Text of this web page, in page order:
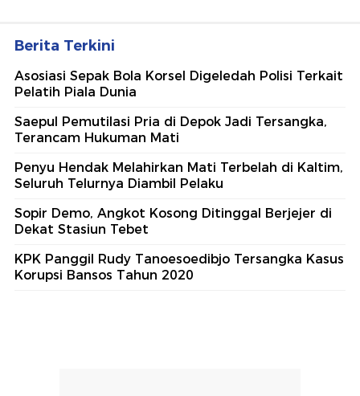
Berita Terkini
Asosiasi Sepak Bola Korsel Digeledah Polisi Terkait
Pelatih Piala Dunia
Saepul Pemutilasi Pria di Depok Jadi Tersangka,
Terancam Hukuman Mati
Penyu Hendak Melahirkan Mati Terbelah di Kaltim,
Seluruh Telurnya Diambil Pelaku
Sopir Demo, Angkot Kosong Ditinggal Berjejer di
Dekat Stasiun Tebet
KPK Panggil Rudy Tanoesoedibjo Tersangka Kasus
Korupsi Bansos Tahun 2020